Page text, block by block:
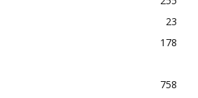
23
178
758